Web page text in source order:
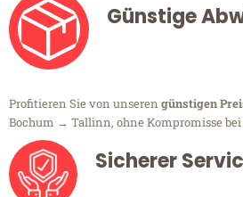
Günstige
Profitieren Sie von unseren günstigen
Bochum → Tallinn, ohne Kompromisse
Sicherer